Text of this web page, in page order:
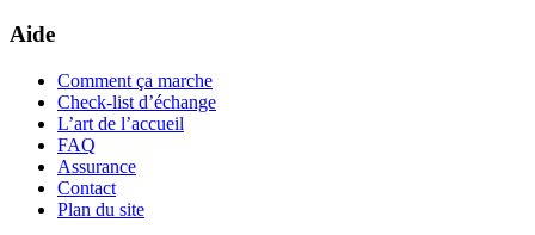
Aide
Comment ça marche
Check-list d’échange
L’art de l’accueil
FAQ
Assurance
Contact
Plan du site